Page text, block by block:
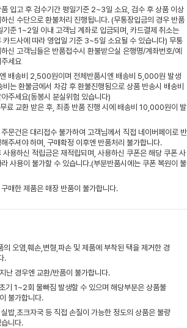
품 입고 후 검수기간 평일기준 2~3일 소요, 검수 후 상품 이상
신 수단으로 환불처리 진행됩니다. (무통장입금의 경우 반품
기준 1~2일 이내 고객님 계좌로 입금되며, 카드결제 취소는
카드사에 따라 영업일 기준 3~5일 소요될 수 있습니다) 무통
신 고객님들은 반품접수시 환불받으실 은행명/계좌번호/예
세요
배송비 2,500원이며 전체반품시엔 배송비 5,000원 발생
비는 환불금에서 차감 후 환불진행됨으로 상품 반송시 배송비
주세요(동봉시 분실위험 있습니다)
료 교환 받은 후, 최종 반품 진행 시에 배송비 10,000원이 발
문건은 대리접수 불가하여 고객님께서 직접 네이버페이로 반
주셔야 하며, 구매확정 이후엔 반품처리 불가합니다.
사용하신 적립금은 재적립되며, 사용하신 쿠폰은 해당 쿠폰 사
사용이 불가할 수 있습니다.(부분반품시에는 쿠폰 복원이 불
매한 제품은 매장 반품이 불가합니다.
의 오염,훼손,변형,파손 및 제품에 부착된 택을 제거한 경
.
난 경우엔 교환/반품이 불가합니다.
기 1~2회 물빠짐 발생할 수 있으며 해당부분은 상품불
불가합니다.
밥,초크자국 등 직접 손질이 가능한 정도의 상품은 불량
니다.